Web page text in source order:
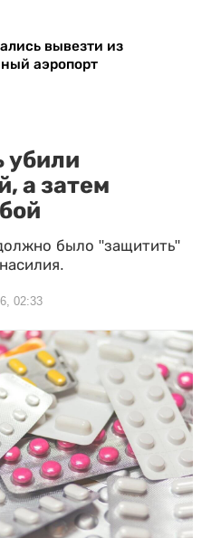
вывезти из
аэропорт
убили
а затем
было "защитить"
02:33